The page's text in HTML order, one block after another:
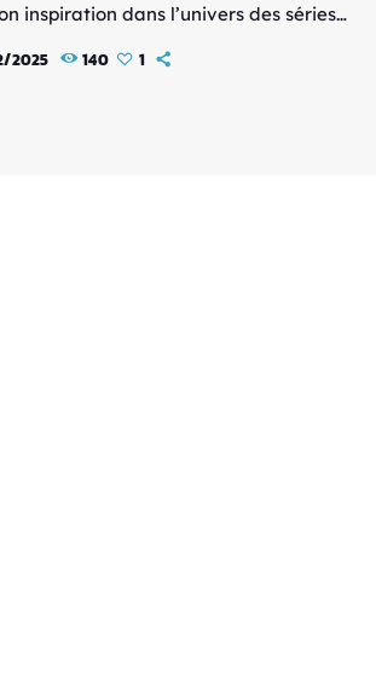
inspiration dans l’univers des séries
tout en s’enrichissant de la richesse de
2025 140 1